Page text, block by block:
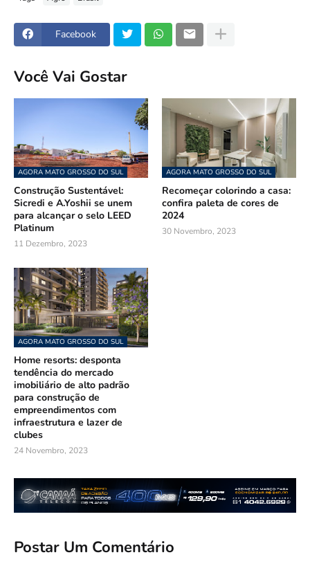
Facebook
Você Vai Gostar
AGORA MATO GROSSO DO SUL
Construção Sustentável:
Sicredi e A.Yoshii se unem
para alcançar o selo LEED
Platinum
11 Dezembro, 2023
AGORA MATO GROSSO DO SUL
Recomeçar colorindo a casa:
confira paleta de cores de
2024
30 Novembro, 2023
AGORA MATO GROSSO DO SUL
Home resorts: desponta
tendência do mercado
imobiliário de alto padrão
para construção de
empreendimentos com
infraestrutura e lazer de
clubes
24 Novembro, 2023
Postar Um Comentário